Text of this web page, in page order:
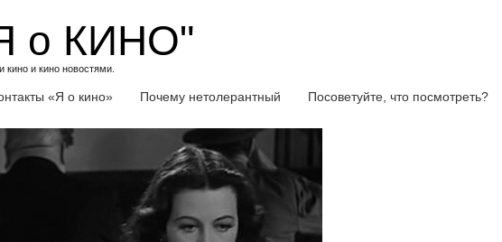
о КИНО"
кино и кино новостями.
«Я о кино» Почему нетолерантный Посоветуйте, что посмотреть?